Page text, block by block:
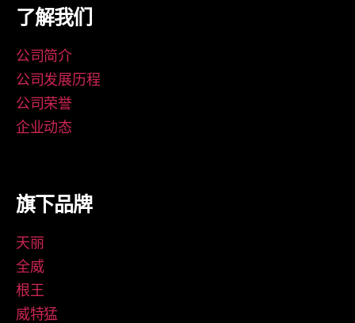
了解我们
公司简介
公司发展历程
公司荣誉
企业动态
旗下品牌
天丽
全威
根王
威特猛